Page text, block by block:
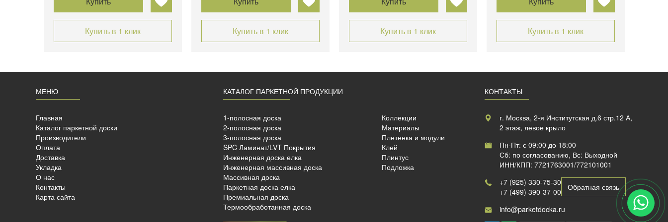
Купить в 1 клик Купить в 1 клик Купить в 1 клик Купить в 1 клик
МЕНЮ
Главная
Каталог паркетной доски
Производители
Оплата
Доставка
Укладка
О нас
Контакты
Карта сайта
КАТАЛОГ ПАРКЕТНОЙ ПРОДУКЦИИ
1-полосная доска
2-полосная доска
3-полосная доска
SPC Ламинат/LVT Покрытия
Инженерная доска елка
Инженерная массивная доска
Массивная доска
Паркетная доска елка
Премиальная доска
Термообработанная доска
Коллекции
Материалы
Плетенка и модули
Клей
Плинтус
Подложка
КОНТАКТЫ
г. Москва, 2-я Институтская д.6 стр.12 А,
2 этаж, левое крыло
Пн-Пт: с 09:00 до 18:00
Сб: по согласованию, Вс: Выходной
ИНН/КПП: 7721763001/772101001
+7 (925) 330-75-30
+7 (499) 390-37-00
Обратная связь
info@parketdocka.ru